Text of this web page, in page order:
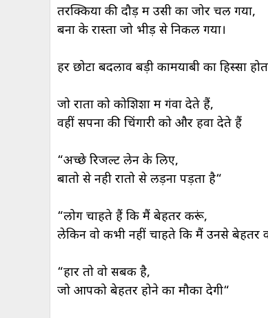
तरक्कियों की दौड़ में उसी का जोर चल गया,
बना के रास्ता जो भीड़ से निकल गया।
हर छोटा बदलाव बड़ी कामयाबी का हिस्सा
जो रातों को कोशिशों में गंवा देते हैं,
वहीं सपनों की चिंगारी को और हवा देते हैं
“अच्छे रिजल्ट लेन के लिए,
बातो से नही रातो से लड़ना पड़ता है“
“लोग चाहते हैं कि मैं बेहतर करूं,
लेकिन वो कभी नहीं चाहते कि मैं उनसे बेहतर
“हार तो वो सबक है,
जो आपको बेहतर होने का मौका देगी“